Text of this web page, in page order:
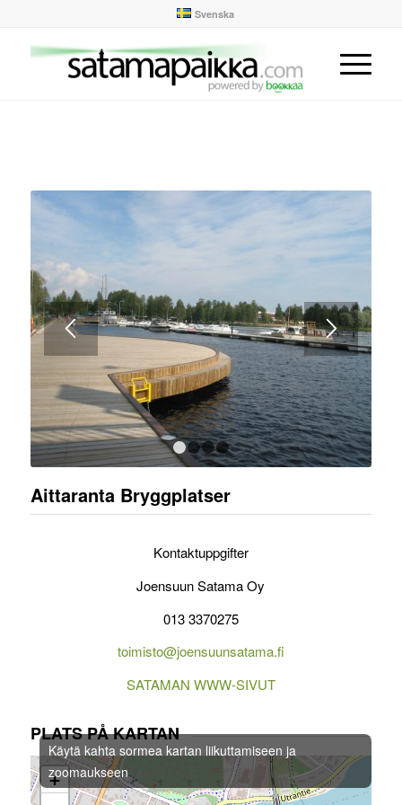
Svenska
1 2 3 4
Aittaranta Bryggplatser
Kontaktuppgifter
Joensuun Satama Oy
013 3370275
toimisto@joensuunsatama.fi
SATAMAN WWW-SIVUT
PLATS PÅ KARTAN
+
Käytä kahta sormea kartan liikuttamiseen ja
zoomaukseen